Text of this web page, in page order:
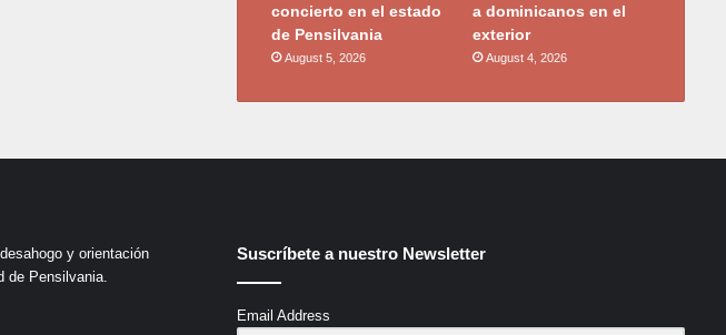
concierto en el estado
de Pensilvania
August 5, 2026
a dominicanos en el
exterior
August 4, 2026
y orientación
de Pensilvania.
Suscríbete a nuestro Newsletter
Email Address